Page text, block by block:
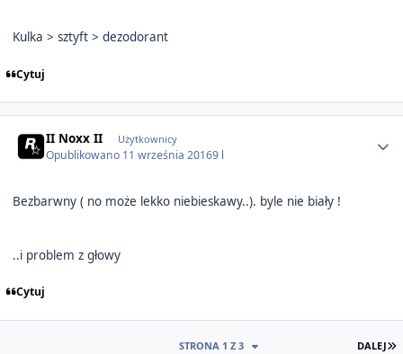
Kulka > sztyft > dezodorant
Cytuj
II Noxx II Użytkownicy
Opublikowano 11 września 20169 l
Bezbarwny ( no może lekko niebieskawy..). byle nie biały !
..i problem z głowy
Cytuj
DALEJ
STRONA 1 Z 3